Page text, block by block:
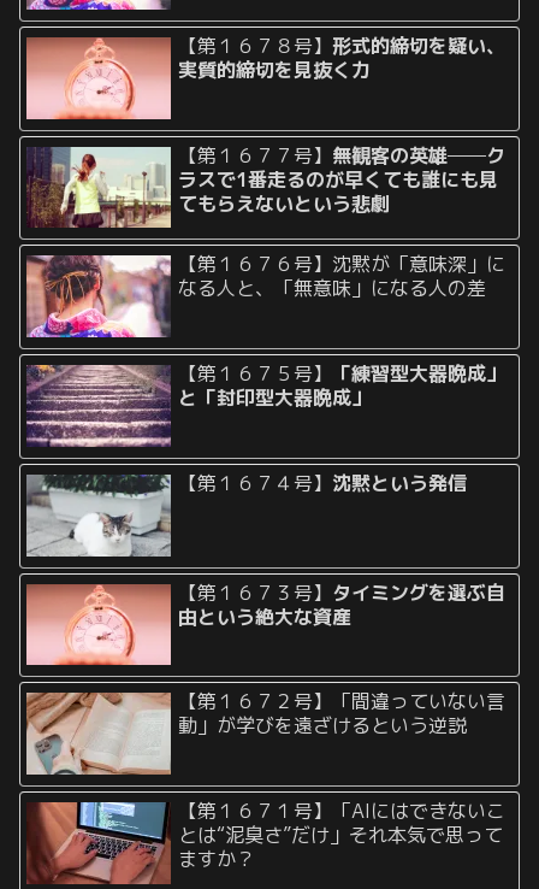
【第１６７８号】形式的締切を疑い、
実質的締切を見抜く力
【第１６７７号】 無観客の英雄──ク
ラスで1番走るのが早くても誰にも見
てもらえないという悲劇
【第１６７６号】沈黙が「意味深」に
なる人と、「無意味」になる人の差
【第１６７５号】
「練習型大器晩成」
と「封印型大器晩成」
【第１６７４号】 沈黙という発信
【第１６７３号】 タイミングを選ぶ自
由という絶大な資産
【第１６７２号】「間違っていない言
動」が学びを遠ざけるという逆説
【第１６７１号】「AIにはできないこ
とは“泥臭さ”だけ」それ本気で思って
ますか？